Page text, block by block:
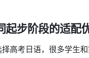
起步阶段的适配
高考日语，很多学生